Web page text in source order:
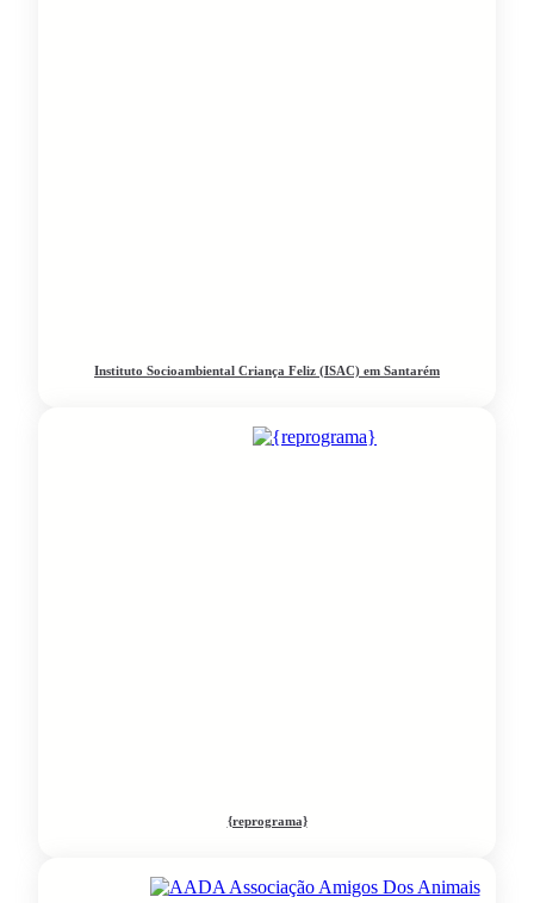
Instituto Socioambiental Criança Feliz (ISAC) em Santarém
{reprograma}